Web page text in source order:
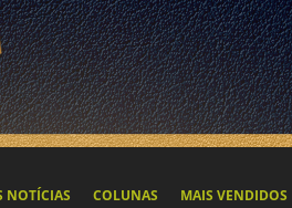
NOTÍCIAS COLUNAS MAIS VENDIDOS